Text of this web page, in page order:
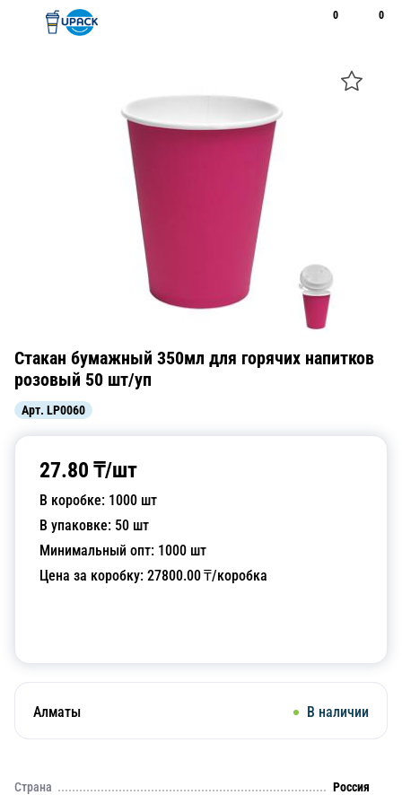
0 0
Стакан бумажный 350мл для горячих напитков
розовый 50 шт/уп
Арт. LP0060
27.80 ₸/шт
В коробке: 1000 шт
В упаковке: 50 шт
Минимальный опт: 1000 шт
Цена за коробку: 27800.00₸/коробка
Алматы В наличии
Страна
Россия